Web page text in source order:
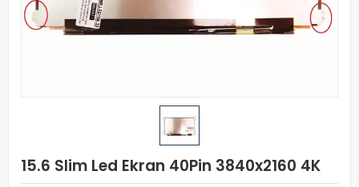
15.6 Slim Led Ekran 40Pin 3840x2160 4K